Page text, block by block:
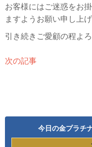
お客様にはご迷惑をお
ますようお願い申し上げ
引き続きご愛顧の程よ
次の記事
今日の金プラチ